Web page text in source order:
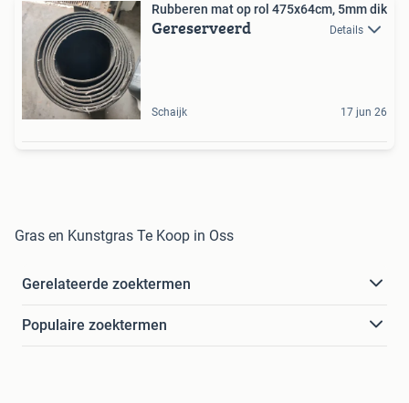
Rubberen mat op rol 475x64cm, 5mm dik
Gereserveerd Details
Schaijk 17 jun 26
Gras en Kunstgras Te Koop in Oss
Gerelateerde zoektermen
Populaire zoektermen